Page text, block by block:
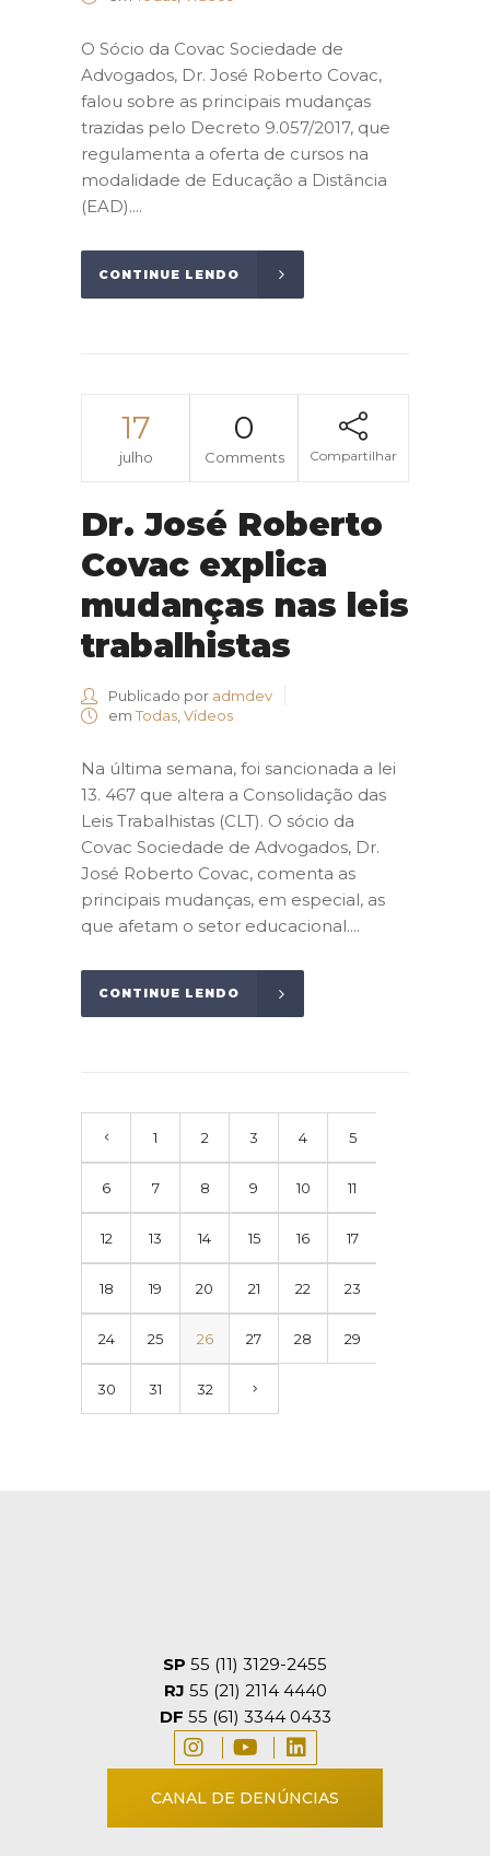
O Sócio da Covac Sociedade de
Advogados, Dr. José Roberto Covac,
falou sobre as principais mudanças
trazidas pelo Decreto 9.057/2017, que
regulamenta a oferta de cursos na
modalidade de Educação a Distância
(EAD)....
CONTINUE LENDO
17
julho
0
Comments Compartilhar
Dr. José Roberto
Covac explica
mudanças nas leis
trabalhistas
Publicado por admdev
em Todas Vídeos
Na última semana, foi sancionada a lei
13. 467 que altera a Consolidação das
Leis Trabalhistas (CLT). O sócio da
Covac Sociedade de Advogados, Dr.
José Roberto Covac, comenta as
principais mudanças, em especial, as
que afetam o setor educacional....
CONTINUE LENDO
1 2 3 4 5
6 7 8 9 10 11
12 13 14 15 16 17
18 19 20 21 22 23
24 25 26 27 28 29
30 31 32
CANAL DE DENÚNCIAS
SP 55 (11) 3129-2455
RJ 55 (21) 2114 4440
DF 55 (61) 3344 0433